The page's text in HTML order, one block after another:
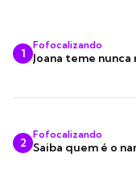
1
Fofocalizando
Joana teme
2
Fofocalizando
Saiba quem é o